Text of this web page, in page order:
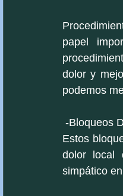
papel
dolor y
podemos
-Bloqueos
Estos
dolor local
simpático